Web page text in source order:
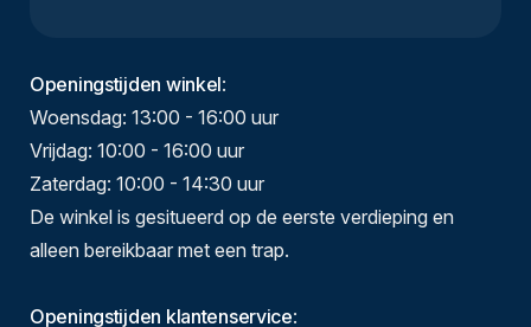
Openingstijden winkel:
Woensdag: 13:00 - 16:00 uur
Vrijdag: 10:00 - 16:00 uur
Zaterdag: 10:00 - 14:30 uur
De winkel is gesitueerd op de eerste verdieping en
alleen bereikbaar met een trap.
Openingstijden klantenservice: